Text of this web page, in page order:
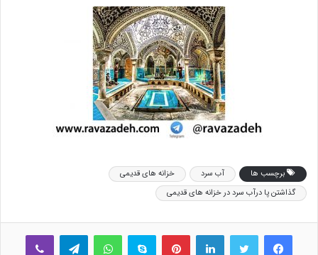
برچسب ها آب سرد
خزانه های قدیمی
گذاشتن پا درآب سرد در خزانه های قدیمی
فیس بوک لینکدین ‫پین‌ترست اسکایپ واتس آپ